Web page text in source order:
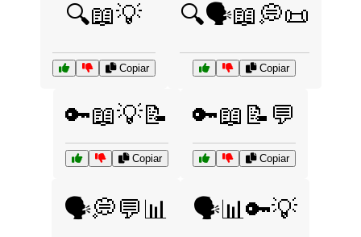
🔍📖💡
Copiar
🔍🗣️📖💭📜
Copiar
🔑📖💡📝
Copiar
🔑📖📝💬
Copiar
🗣️💭💬📊 🗣️📊🔑💡